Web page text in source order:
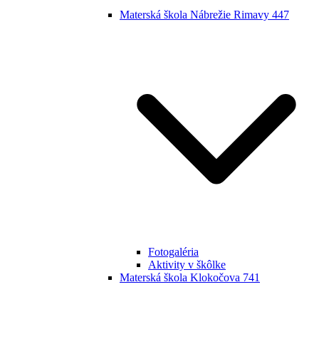
Materská škola Nábrežie Rimavy 447
Fotogaléria
Aktivity v škôlke
Materská škola Klokočova 741